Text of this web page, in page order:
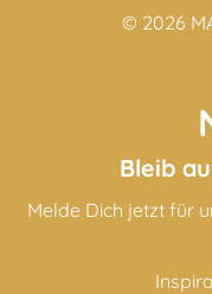
© 2026
Bleib
Melde Dich jetzt für